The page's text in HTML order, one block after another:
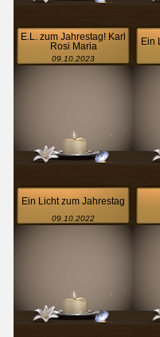
E.L. zum Jahrestag! Karl
Rosi Maria
09.10.2023
Ein
Ein Licht zum Jahrestag
09.10.2022